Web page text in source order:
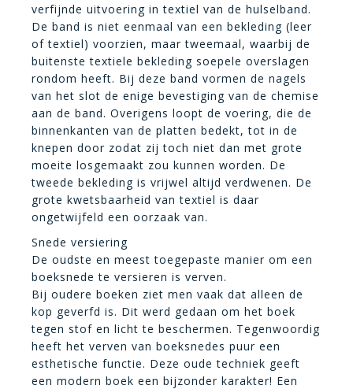
verfijnde uitvoering in textiel van de hulselband.
De band is niet eenmaal van een bekleding (leer
of textiel) voorzien, maar tweemaal, waarbij de
buitenste textiele bekleding soepele overslagen
rondom heeft. Bij deze band vormen de nagels
van het slot de enige bevestiging van de chemise
aan de band. Overigens loopt de voering, die de
binnenkanten van de platten bedekt, tot in de
knepen door zodat zij toch niet dan met grote
moeite losgemaakt zou kunnen worden. De
tweede bekleding is vrijwel altijd verdwenen. De
grote kwetsbaarheid van textiel is daar
ongetwijfeld een oorzaak van.
Snede versiering
De oudste en meest toegepaste manier om een
boeksnede te versieren is verven.
Bij oudere boeken ziet men vaak dat alleen de
kop geverfd is. Dit werd gedaan om het boek
tegen stof en licht te beschermen. Tegenwoordig
heeft het verven van boeksnedes puur een
esthetische functie. Deze oude techniek geeft
een modern boek een bijzonder karakter! Een